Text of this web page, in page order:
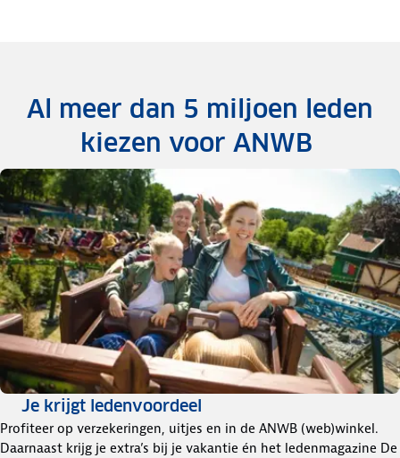
Al meer dan 5 miljoen leden
kiezen voor ANWB ​
Je krijgt ledenvoordeel
Profiteer op verzekeringen, uitjes en in de ANWB (web)winkel.
Daarnaast krijg je extra’s bij je vakantie én het ledenmagazine De